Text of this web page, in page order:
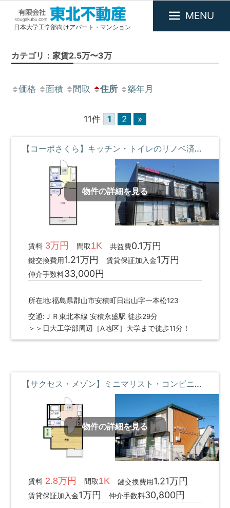
有
会
東
産
日本大学工学部向けアパート・マンション
MENU
カテゴリ：家賃2.5万〜3万
価格 面積 間取 住所 築年月
11件 1 2 »
【コーポさくら】キッチン・トイレのリノベ済・陽当り良好 **即入居募集中**
物件の詳細を見る
賃料3万円 間取1K 共益費0.1万円
鍵交換費用1.21万円 賃貸保証加入金1万円
仲介手数料33,000円
所在地:福島県郡山市安積町日出山字一本松123
交通:ＪＲ東北本線 安積永盛駅 徒歩29分
＞＞日大工学部周辺［A地区］大学まで徒歩11分！
【サクセス・メゾン】ミニマリスト・コンビニとスーパー近く ①階 **即入居募集中**
物件の詳細を見る
賃料2.8万円 間取1K 鍵交換費用1.21万円
賃貸保証加入金1万円 仲介手数料30,800円